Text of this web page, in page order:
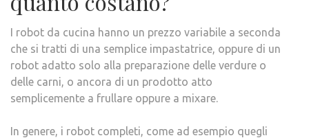
I robot da cucina hanno un prezzo variabile a seconda
che si tratti di una semplice impastatrice, oppure di un
robot adatto solo alla preparazione delle verdure o
delle carni, o ancora di un prodotto atto
semplicemente a frullare oppure a mixare.
In genere, i robot completi, come ad esempio quegli